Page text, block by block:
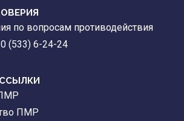
по вопросам противодействия
(533) 6-24-24
ПМР